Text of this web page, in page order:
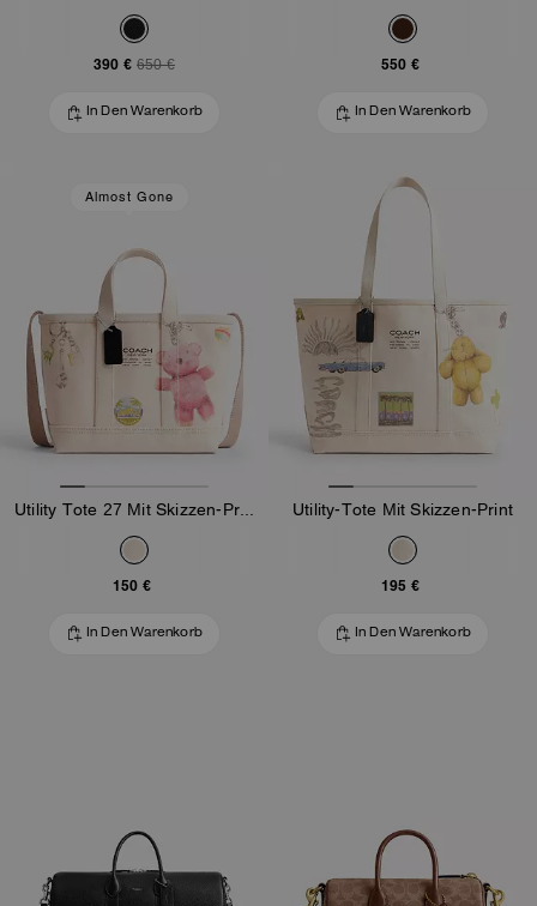
390 € 650 €
In Den Warenkorb
550 €
In Den Warenkorb
Almost Gone
150 €
In Den Warenkorb
Utility-Tote Mit Skizzen-Print
195 €
In Den Warenkorb